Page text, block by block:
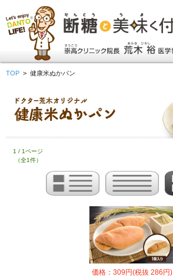
TOP > 健康米ぬかパン
1 / 1ページ
（全1件）
価格：309円(税抜 286円)